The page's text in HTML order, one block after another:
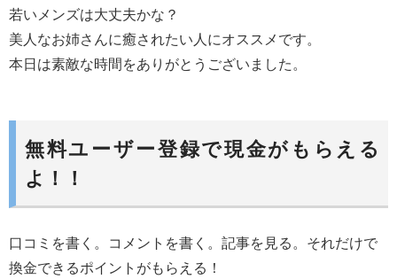
若いメンズは大丈夫かな？
美人なお姉さんに癒されたい人にオススメです。
本日は素敵な時間をありがとうございました。
無料ユーザー登録で現金がもらえる
よ！！
口コミを書く。コメントを書く。記事を見る。それだけで
換金できるポイントがもらえる！